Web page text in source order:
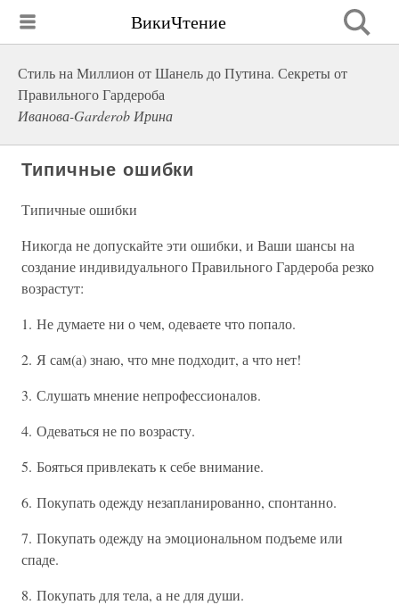
ВикиЧтение
Стиль на Миллион от Шанель до Путина. Секреты от
Правильного Гардероба
Иванова-Garderob Ирина
Типичные ошибки
Типичные ошибки
Никогда не допускайте эти ошибки, и Ваши шансы на
создание индивидуального Правильного Гардероба резко
возрастут:
1. Не думаете ни о чем, одеваете что попало.
2. Я сам(а) знаю, что мне подходит, а что нет!
3. Слушать мнение непрофессионалов.
4. Одеваться не по возрасту.
5. Бояться привлекать к себе внимание.
6. Покупать одежду незапланированно, спонтанно.
7. Покупать одежду на эмоциональном подъеме или
спаде.
8. Покупать для тела, а не для души.